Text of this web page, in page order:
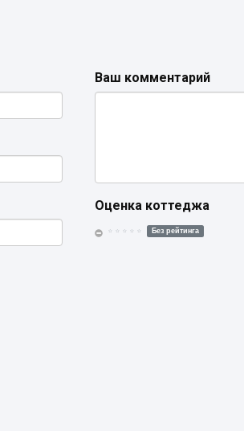
Ваш комментарий
Оценка коттеджа
Без рейтинга